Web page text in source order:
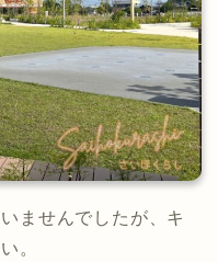
ませんでしたが、キ
。